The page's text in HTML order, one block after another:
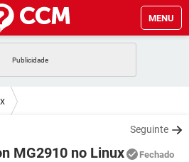
MENU
GMAIL
WHATSAPP
Seguinte
MG2910 no Linux Fechado